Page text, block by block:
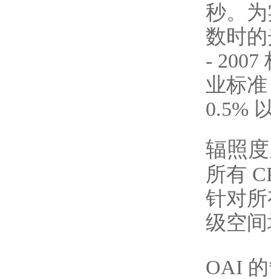
秒。
数时
- 2007
业标
0.5%
辐照
所有
针对
级空
OAI